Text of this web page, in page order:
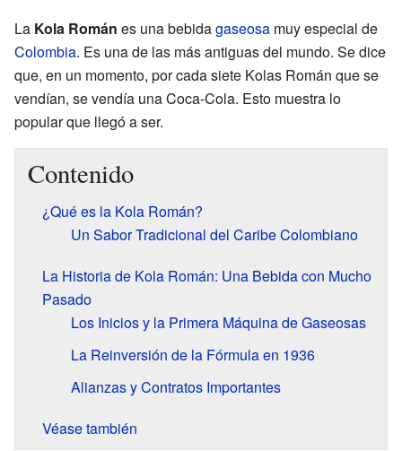
La Kola Román es una bebidagaseosa muy especial de
Colombia. Es una de las más antiguas del mundo. Se dice
que, en un momento, por cada siete Kolas Román que se
vendían, se vendía una Coca-Cola. Esto muestra lo
popular que llegó a ser.
Contenido
¿Qué es la Kola Román?
Un Sabor Tradicional del Caribe Colombiano
La Historia de Kola Román: Una Bebida con Mucho
Pasado
Los Inicios y la Primera Máquina de Gaseosas
La Reinversión de la Fórmula en 1936
Alianzas y Contratos Importantes
Véase también